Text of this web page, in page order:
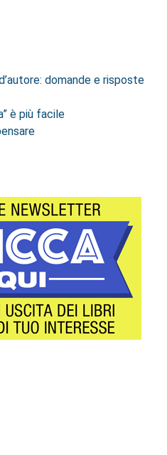
domande e risposte
è più facile